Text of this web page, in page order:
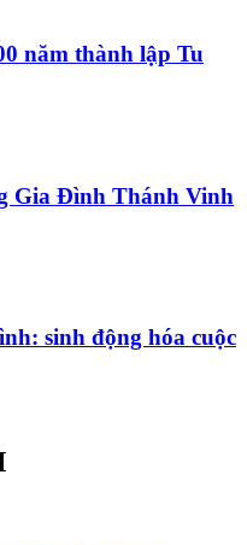
năm thành lập Tu
Gia Đình Thánh Vinh
sinh động hóa cuộc